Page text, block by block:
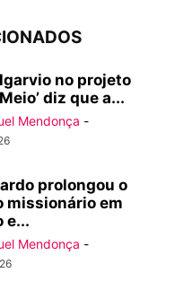
no projeto
diz que a...
Mendonça -
prolongou o
missionário em
e...
Mendonça -